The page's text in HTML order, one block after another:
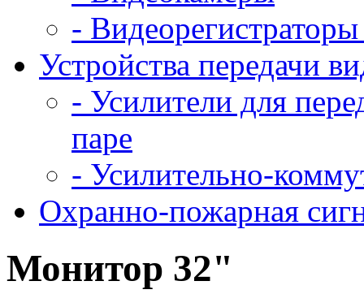
-
Устройства передачи
- Усилители для
паре
- Усилительно-
Охранно-пожарная
Монитор 32"